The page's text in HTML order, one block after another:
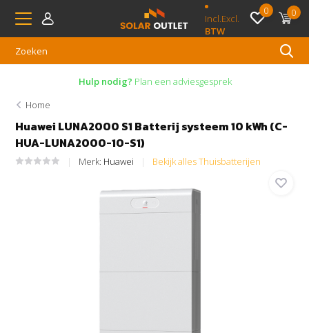
Incl.Excl.
BTW
0 0
Hulp nodig? Plan een adviesgesprek
Home
Huawei LUNA2000 S1 Batterij systeem 10 kWh (C-
HUA-LUNA2000-10-S1)
Merk: Huawei Bekijk alles Thuisbatterijen